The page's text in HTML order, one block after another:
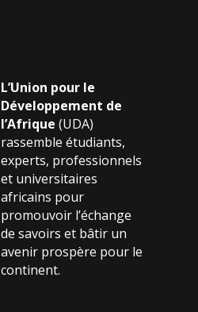
L’Union pour le
Développement de
l’Afrique (UDA)
rassemble étudiants,
experts, professionnels
et universitaires
africains pour
promouvoir l’échange
de savoirs et bâtir un
avenir prospère pour le
continent.